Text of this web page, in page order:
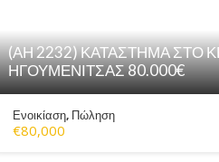
(ΑΗ 2232) ΚΑΤΑΣΤΗΜΑ ΣΤΟ
ΗΓΟΥΜΕΝΙΤΣΑΣ 80.000€
Ενοικίαση, Πώληση
€80,000